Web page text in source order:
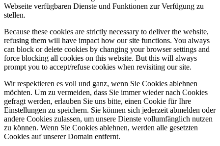
Webseite verfügbaren Dienste und Funktionen zur Verfügung zu
stellen.
Because these cookies are strictly necessary to deliver the website,
refusing them will have impact how our site functions. You always
can block or delete cookies by changing your browser settings and
force blocking all cookies on this website. But this will always
prompt you to accept/refuse cookies when revisiting our site.
Wir respektieren es voll und ganz, wenn Sie Cookies ablehnen
möchten. Um zu vermeiden, dass Sie immer wieder nach Cookies
gefragt werden, erlauben Sie uns bitte, einen Cookie für Ihre
Einstellungen zu speichern. Sie können sich jederzeit abmelden oder
andere Cookies zulassen, um unsere Dienste vollumfänglich nutzen
zu können. Wenn Sie Cookies ablehnen, werden alle gesetzten
Cookies auf unserer Domain entfernt.